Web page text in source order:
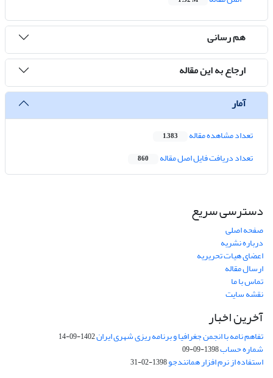
هم رسانی
ارجاع به این مقاله
آمار
تعداد مشاهده مقاله 1,383
تعداد دریافت فایل اصل مقاله 860
دسترسی سریع
صفحه اصلی
درباره نشریه
اعضای هیات تحریریه
ارسال مقاله
تماس با ما
نقشه سایت
آخرین اخبار
تفاهم نامه با انجمن جغرافیا و برنامه ریزی شهری ایران1402-09-14
شماره حساب1398-09-09
استفاده از نرم افزار همانندجو1398-02-31